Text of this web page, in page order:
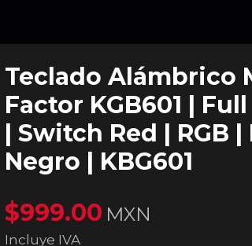
Teclado Alámbrico
Factor KGB601 |
| Switch Red | RGB
Negro | KBG601
$999.00 MXN
Incluye IVA